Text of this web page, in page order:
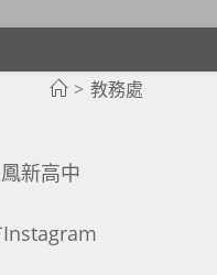
> 教務處
新高中